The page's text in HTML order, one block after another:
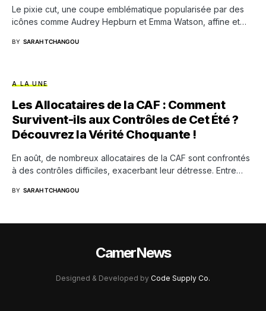
Le pixie cut, une coupe emblématique popularisée par des
icônes comme Audrey Hepburn et Emma Watson, affine et…
BY SARAH TCHANGOU
A LA UNE
Les Allocataires de la CAF : Comment
Survivent-ils aux Contrôles de Cet Été ?
Découvrez la Vérité Choquante !
En août, de nombreux allocataires de la CAF sont confrontés
à des contrôles difficiles, exacerbant leur détresse. Entre…
BY SARAH TCHANGOU
CamerNews
Designed & Developed by Code Supply Co.